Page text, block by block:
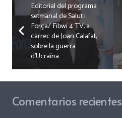
Editorial del programa
setmanal de Salut i
Força/ Fibwi 4 TV, a
càrrec de Joan Calafat,
sobre la guerra
d’Ucraïna
Comentarios recientes